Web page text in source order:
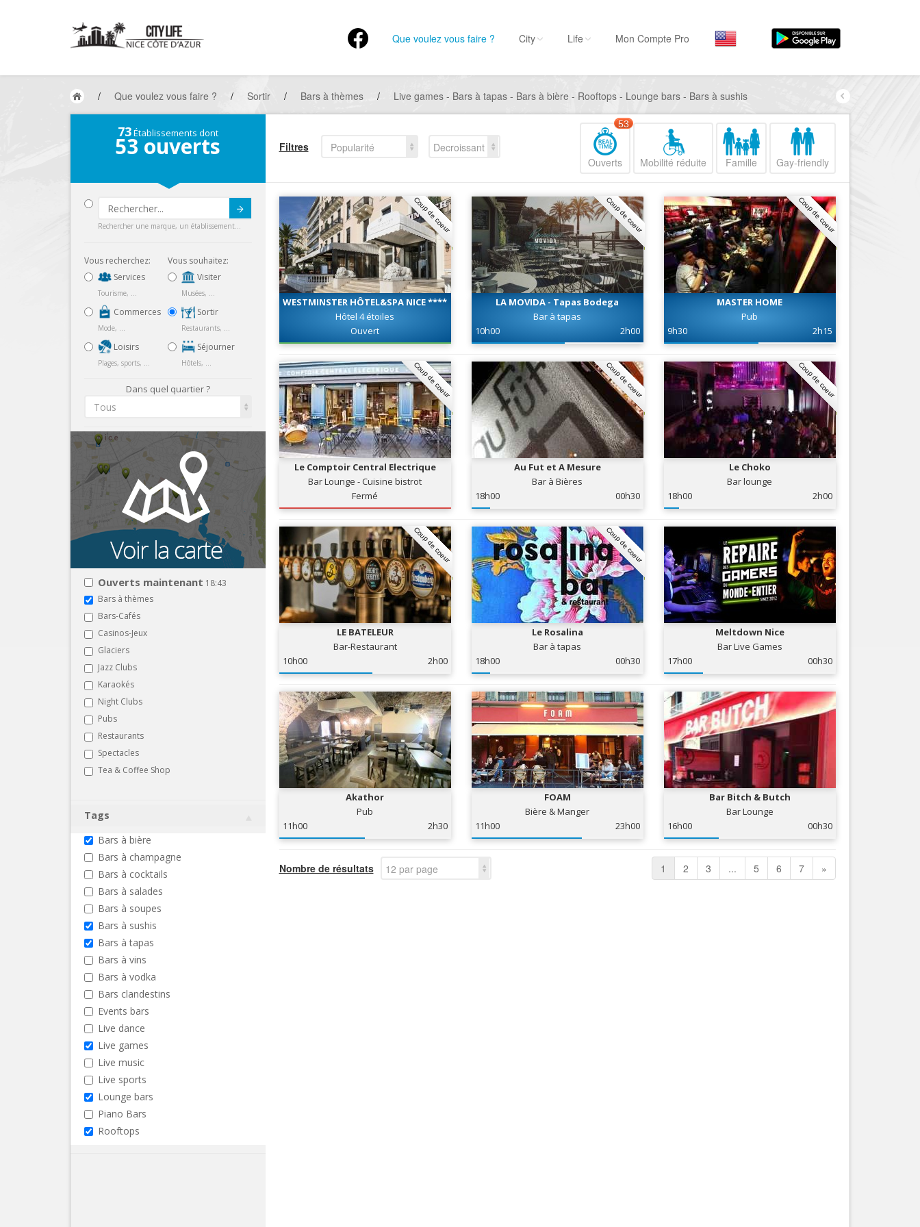
Que voulez vous faire ?
Par activité
Hôtels, ...
Visiter
Sortir
Restaurants, ...
Commerces
Mode, ...
Loisirs
Plages, sports, ...
Services
Tourisme, ...
Par quartiers
Nice Promenade du
Nice le Port
Nice le Vieux Nice
Nice le Coeur de Ville
Nice les Collines Niçoises
Nice le petit Marais Niçois
Nice la plaine du Var
Nice Aéroport
City Life Mon Compte Pro
/ Que voulez vous faire ? / Sortir / Bars à thèmes / Live games - Bars à tapas - Bars à bière - Rooftops - Lounge bars - Bars à sushis
73Établissements dont
53 ouverts
Rechercher une marque, un établissement...
Vous recherchez:
Services
Tourisme, ...
Commerces
Mode, ...
Loisirs
Plages, sports, ...
Vous souhaitez:
Visiter
Musées, ...
Sortir
Restaurants, ...
Séjourner
Hôtels, ...
Dans quel quartier ?
Tous
Ouverts maintenant 18:43
Bars à thèmes
Bars-Cafés
Casinos-Jeux
Glaciers
Jazz Clubs
Karaokés
Night Clubs
Pubs
Restaurants
Spectacles
Tea & Coffee Shop
Tags
Bars à bière
Bars à champagne
Bars à cocktails
Bars à salades
Bars à soupes
Bars à sushis
Bars à tapas
Bars à vins
Bars à vodka
Bars clandestins
Events bars
Live dance
Live games
Live music
Live sports
Lounge bars
Piano Bars
Rooftops
Filtres Popularité
Decroissant
Ouverts
53
Mobilité réduite Famille Gay-friendly
Coup de coeur
WESTMINSTER HÔTEL&SPA NICE ****
Hôtel 4 étoiles
Ouvert
Coup de coeur
LA MOVIDA - Tapas Bodega
Bar à tapas
10h00
2h00
Coup de coeur
MASTER HOME
Pub
9h30
2h15
Coup de coeur
Le Comptoir Central Electrique
Bar Lounge - Cuisine bistrot
Fermé
Coup de coeur
Au Fut et A Mesure
Bar à Bières
18h00
00h30
Coup de coeur
Le Choko
Bar lounge
18h00
2h00
Coup de coeur
LE BATELEUR
Bar-Restaurant
10h00
2h00
Coup de coeur
Le Rosalina
Bar à tapas
18h00
00h30
Meltdown Nice
Bar Live Games
17h00
00h30
Akathor
Pub
11h00
2h30
FOAM
Bière & Manger
11h00
23h00
Bar Bitch & Butch
Bar Lounge
16h00
00h30
Nombre de résultats 12 par page 1 2 3 ... 5 6 7 »